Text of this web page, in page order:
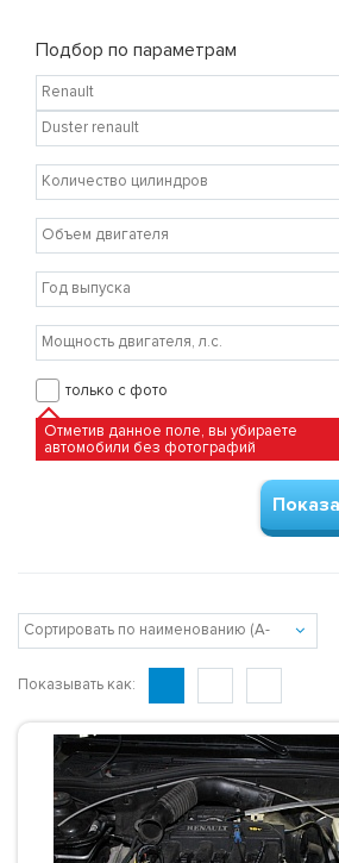
Подбор по параметрам
только с фото
Отметив данное поле, вы убираете
автомобили без фотографий
Показывать как: